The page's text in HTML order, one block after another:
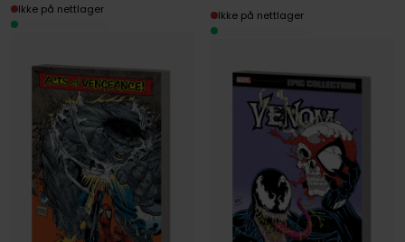
Ikke på nettlager
Ikke på nettlager